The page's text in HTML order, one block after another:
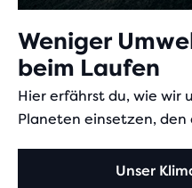
Weniger
beim Laufen
Hier erfährst du, wie wir
Planeten einsetzen, den
Unser